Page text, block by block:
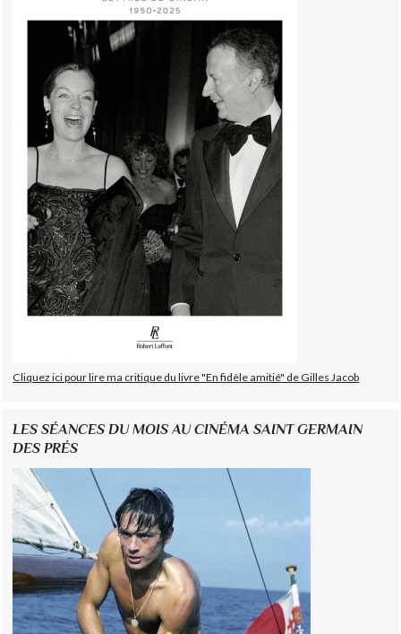
Cliquez ici pour lire ma critique du livre "En fidèle amitié" de Gilles Jacob
LES SÉANCES DU MOIS AU CINÉMA SAINT GERMAIN
DES PRÉS